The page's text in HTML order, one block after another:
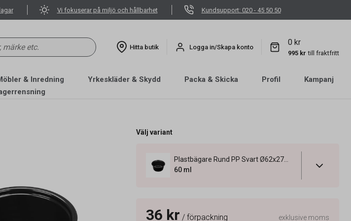
Vi fokuserar på miljö och hållbarhet Kundsupport: 020 - 45 50 50
Hitta butik Logga in/Skapa konto
0 kr
995 kr till fraktfritt
& Inredning Yrkeskläder & Skydd Packa & Skicka Profil
Kampanj
Välj variant
Plastbägare Rund PP Svart Ø62x27mm 60ml
60 ml
36 kr / förpackning exklusive moms